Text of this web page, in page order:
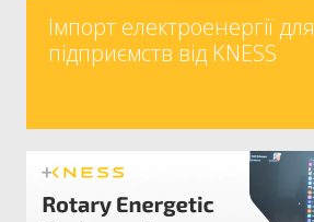
Імпорт електроенергії для
підприємств від KNESS